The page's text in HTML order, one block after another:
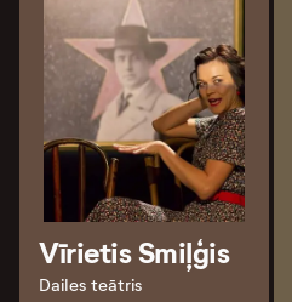
Vīrietis Smiļģis
Dailes teātris